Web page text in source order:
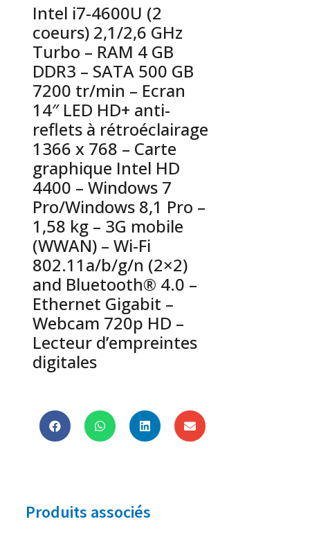
Intel i7-4600U (2
coeurs) 2,1/2,6 GHz
Turbo – RAM 4 GB
DDR3 – SATA 500 GB
7200 tr/min – Ecran
14″ LED HD+ anti-
reflets à rétroéclairage
1366 x 768 – Carte
graphique Intel HD
4400 – Windows 7
Pro/Windows 8,1 Pro –
1,58 kg – 3G mobile
(WWAN) – Wi-Fi
802.11a/b/g/n (2×2)
and Bluetooth® 4.0 –
Ethernet Gigabit –
Webcam 720p HD –
Lecteur d’empreintes
digitales
Produits associés